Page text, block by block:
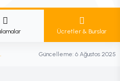
Ücretler & Burslar
Güncelleme: 6 Ağustos 2025